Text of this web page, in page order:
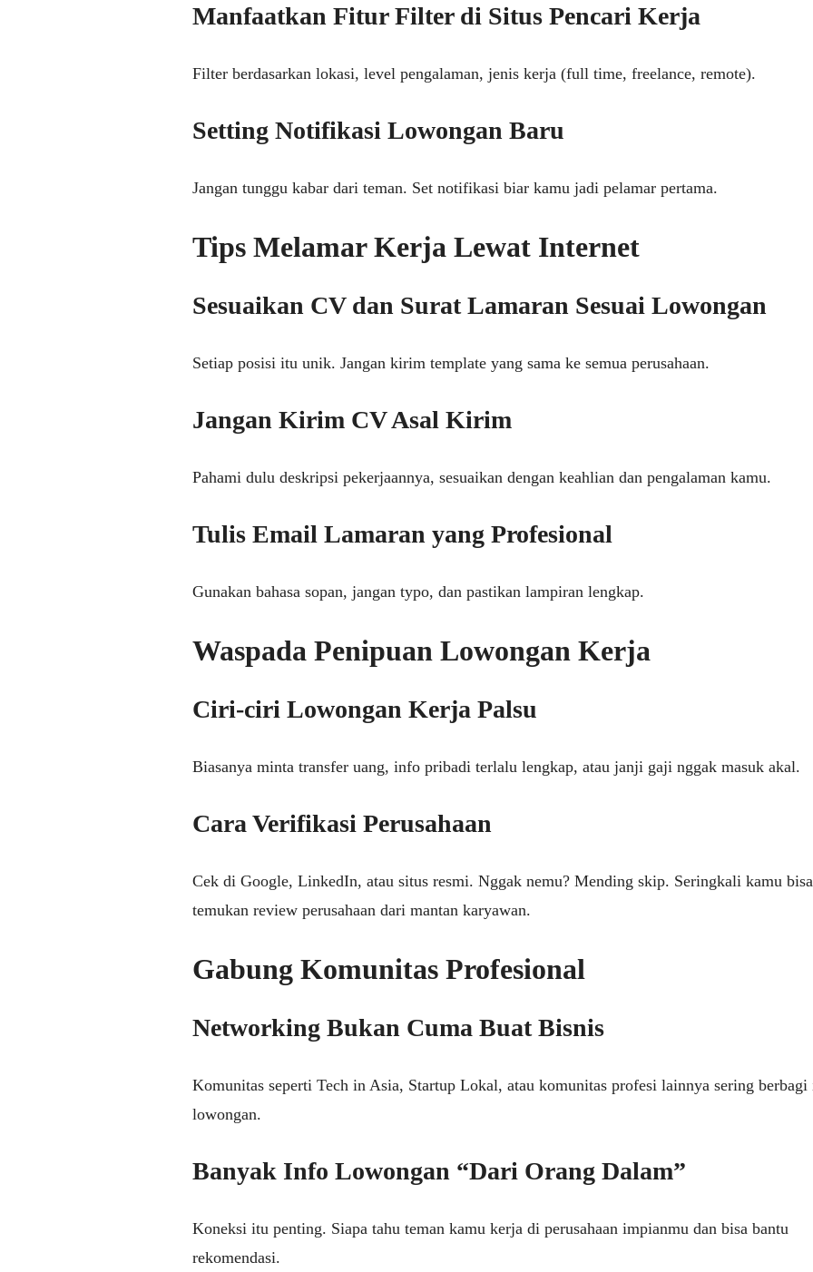
Manfaatkan Fitur Filter di Situs Pencari Kerja
Filter berdasarkan lokasi, level pengalaman, jenis kerja (full time, freelance, remote).
Setting Notifikasi Lowongan Baru
Jangan tunggu kabar dari teman. Set notifikasi biar kamu jadi pelamar pertama.
Tips Melamar Kerja Lewat Internet
Sesuaikan CV dan Surat Lamaran Sesuai Lowongan
Setiap posisi itu unik. Jangan kirim template yang sama ke semua perusahaan.
Jangan Kirim CV Asal Kirim
Pahami dulu deskripsi pekerjaannya, sesuaikan dengan keahlian dan pengalaman kamu.
Tulis Email Lamaran yang Profesional
Gunakan bahasa sopan, jangan typo, dan pastikan lampiran lengkap.
Waspada Penipuan Lowongan Kerja
Ciri-ciri Lowongan Kerja Palsu
Biasanya minta transfer uang, info pribadi terlalu lengkap, atau janji gaji nggak masuk akal.
Cara Verifikasi Perusahaan
Cek di Google, LinkedIn, atau situs resmi. Nggak nemu? Mending skip. Seringkali kamu bisa
temukan review perusahaan dari mantan karyawan.
Gabung Komunitas Profesional
Networking Bukan Cuma Buat Bisnis
Komunitas seperti Tech in Asia, Startup Lokal, atau komunitas profesi lainnya sering
lowongan.
Banyak Info Lowongan “Dari Orang Dalam”
Koneksi itu penting. Siapa tahu teman kamu kerja di perusahaan impianmu dan bisa bantu
rekomendasi.